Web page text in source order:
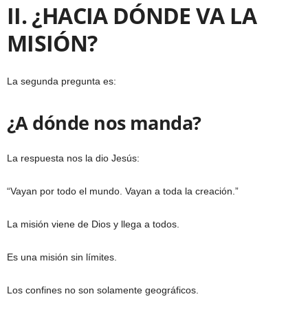
II. ¿HACIA DÓNDE VA LA
MISIÓN?
La segunda pregunta es:
¿A dónde nos manda?
La respuesta nos la dio Jesús:
“Vayan por todo el mundo. Vayan a toda la creación.”
La misión viene de Dios y llega a todos.
Es una misión sin límites.
Los confines no son solamente geográficos.